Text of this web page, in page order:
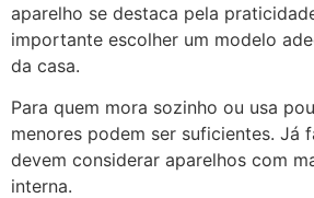
aparelho se destaca pela
importante escolher um modelo
da casa.
Para quem mora sozinho ou usa
menores podem ser suficientes. Já
devem considerar aparelhos com
interna.